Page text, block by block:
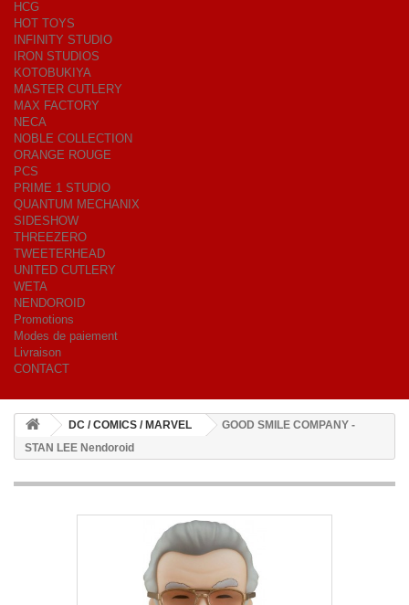
HCG
HOT TOYS
INFINITY STUDIO
IRON STUDIOS
KOTOBUKIYA
MASTER CUTLERY
MAX FACTORY
NECA
NOBLE COLLECTION
ORANGE ROUGE
PCS
PRIME 1 STUDIO
QUANTUM MECHANIX
SIDESHOW
THREEZERO
TWEETERHEAD
UNITED CUTLERY
WETA
NENDOROID
Promotions
Modes de paiement
Livraison
CONTACT
DC / COMICS / MARVEL
GOOD SMILE COMPANY -
STAN LEE Nendoroid